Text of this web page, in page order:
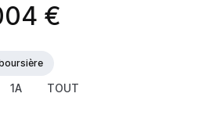
€
1A TOUT